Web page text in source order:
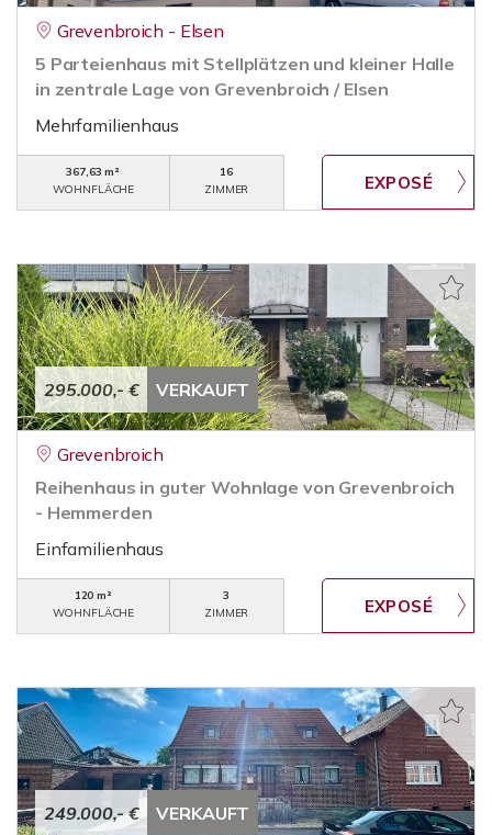
Grevenbroich - Elsen
5 Parteienhaus mit Stellplätzen und kleiner Halle
in zentrale Lage von Grevenbroich / Elsen
Mehrfamilienhaus
367,63 m²
WOHNFLÄCHE
16
ZIMMER
295.000,- € VERKAUFT
Grevenbroich
Reihenhaus in guter Wohnlage von Grevenbroich
- Hemmerden
Einfamilienhaus
120 m²
WOHNFLÄCHE
3
ZIMMER
249.000,- € VERKAUFT